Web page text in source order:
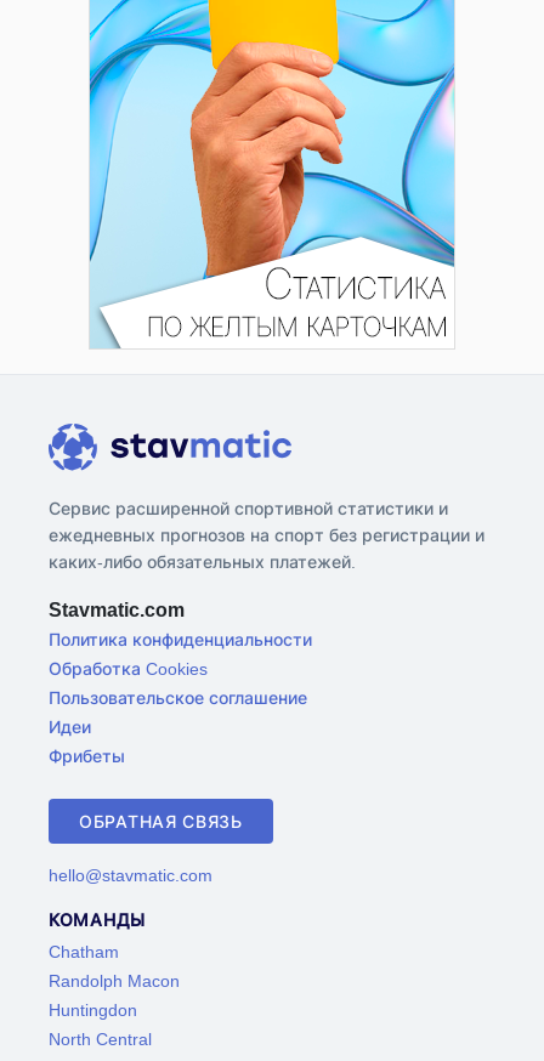
Сервис расширенной спортивной статистики и
ежедневных прогнозов на спорт без регистрации и
каких-либо обязательных платежей.
Stavmatic.com
Политика конфиденциальности
Обработка Cookies
Пользовательское соглашение
Идеи
Фрибеты
ОБРАТНАЯ СВЯЗЬ
hello@stavmatic.com
КОМАНДЫ
Chatham
Randolph Macon
Huntingdon
North Central